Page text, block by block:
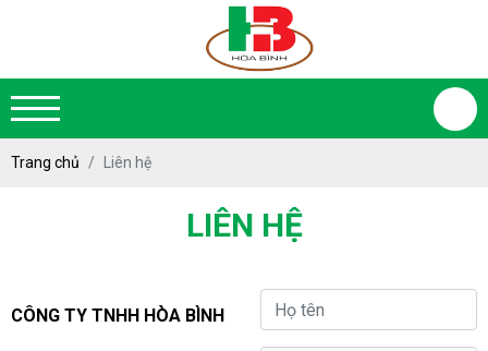
Trang chủ Liên hệ
LIÊN HỆ
CÔNG TY TNHH HÒA BÌNH